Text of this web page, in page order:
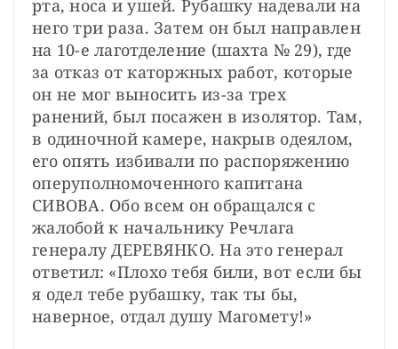
рта, носа и ушей. Рубашку надевали на
него три раза. Затем он был направлен
на 10-е лаготделение (шахта № 29), где
за отказ от каторжных работ, которые
он не мог выносить из-за трех
ранений, был посажен в изолятор. Там,
в одиночной камере, накрыв одеялом,
его опять избивали по распоряжению
оперуполномоченного капитана
СИВОВА. Обо всем он обращался с
жалобой к начальнику Речлага
генералу ДЕРЕВЯНКО. На это генерал
ответил: «Плохо тебя били, вот если бы
я одел тебе рубашку, так ты бы,
наверное, отдал душу Магомету!»